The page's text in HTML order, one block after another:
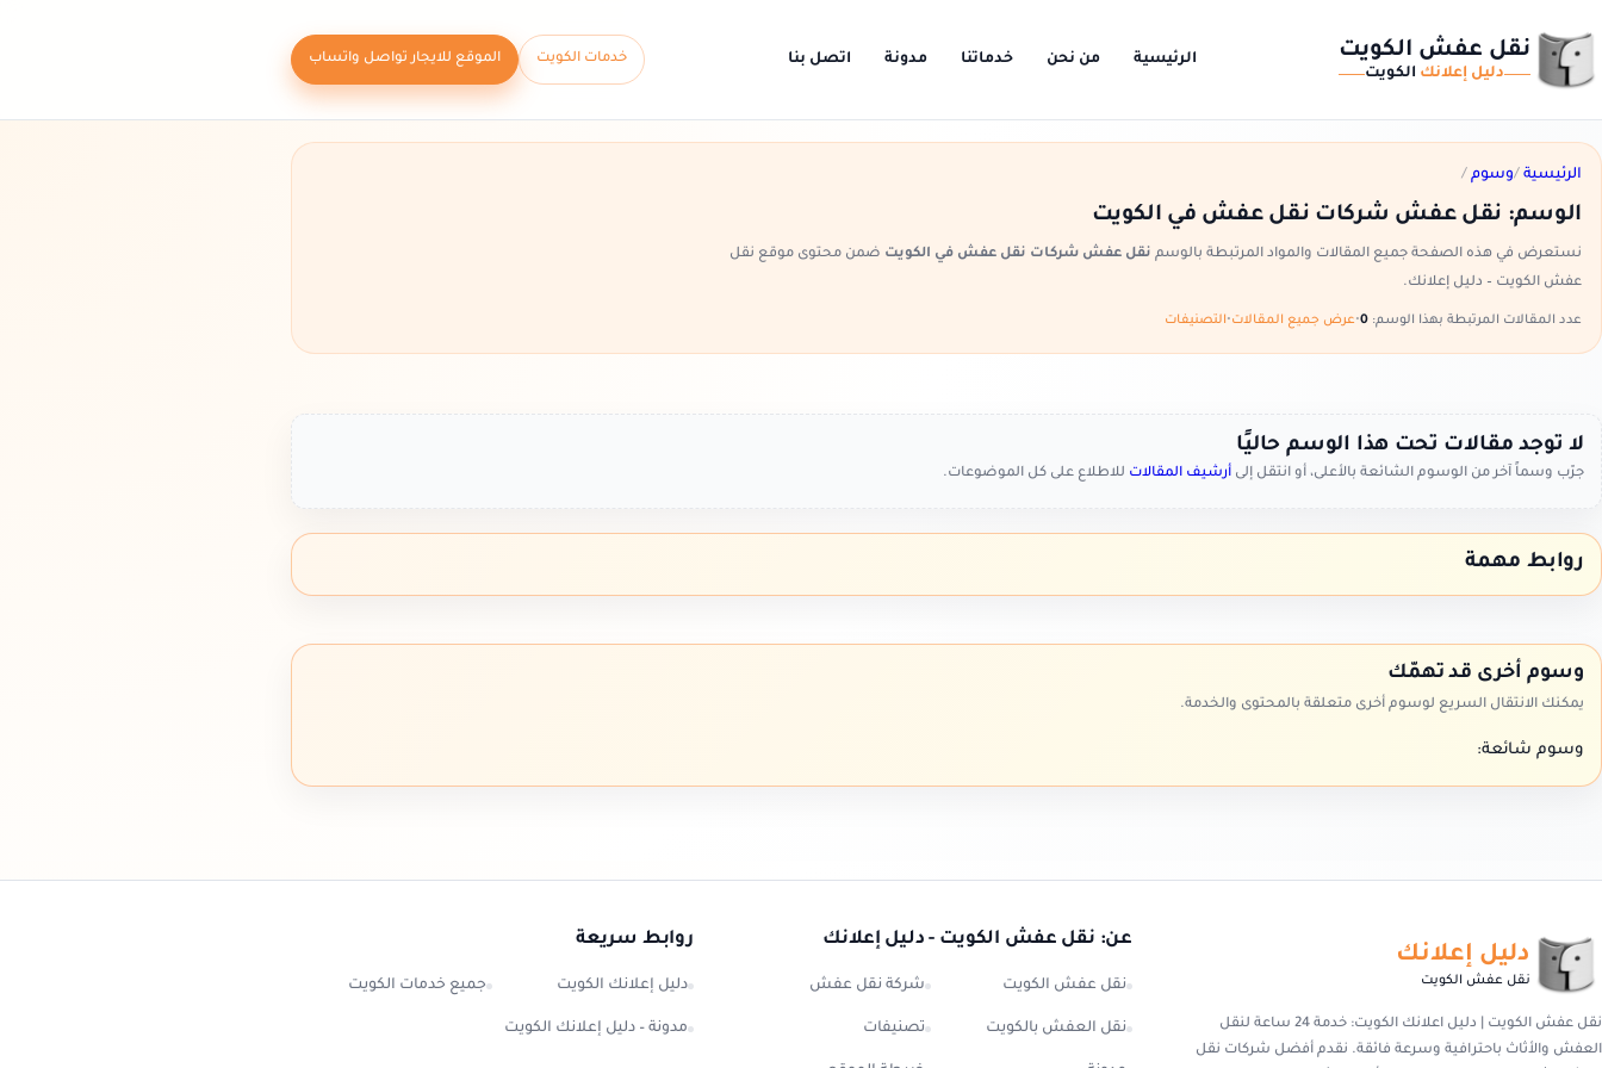
نقل عفش الكويت
دليل إعلانك الكويت
الرئيسية من نحن خدماتنا مدونة اتصل بنا خدمات الكويت الموقع للايجار تواصل واتساب
الرئيسية /وسوم /
الوسم: نقل عفش شركات نقل عفش في الكويت
نستعرض في هذه الصفحة جميع المقالات والمواد المرتبطة بالوسم نقل عفش شركات نقل عفش في الكويت ضمن محتوى موقع نقل
عفش الكويت – دليل إعلانك.
عدد المقالات المرتبطة بهذا الوسم: •عرض جميع المقالات•التصنيفات
لا توجد مقالات تحت هذا الوسم حاليًا
جرّب وسماً آخر من الوسوم الشائعة بالأعلى، أو انتقل إلى أرشيف المقالات للاطلاع على كل الموضوعات.
روابط مهمة
وسوم أخرى قد تهمّك
يمكنك الانتقال السريع لوسوم أخرى متعلقة بالمحتوى والخدمة.
وسوم شائعة:
دليل إعلانك
نقل عفش الكويت
نقل عفش الكويت | دليل اعلانك الكويت: خدمة 24 ساعة لنقل
العفش والأثاث باحترافية وسرعة فائقة. نقدم أفضل شركات نقل
عن: نقل عفش الكويت - دليل إعلانك
نقل عفش الكويت شركة نقل عفش
نقل العفش بالكويت تصنيفات
روابط سريعة
دليل إعلانك الكويت جميع خدمات الكويت
مدونة – دليل إعلانك الكويت